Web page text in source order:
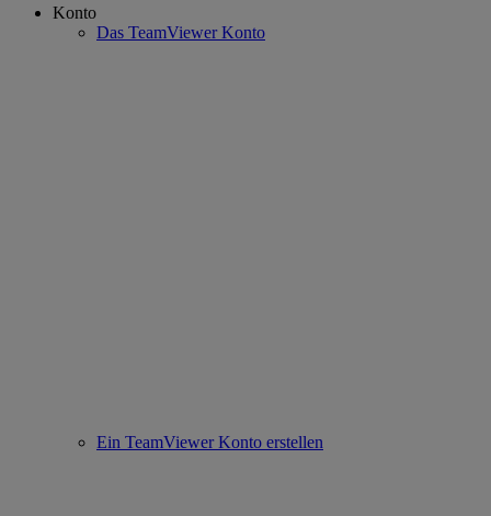
Konto
Das TeamViewer Konto
Ein TeamViewer Konto erstellen